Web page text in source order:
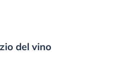
del vino